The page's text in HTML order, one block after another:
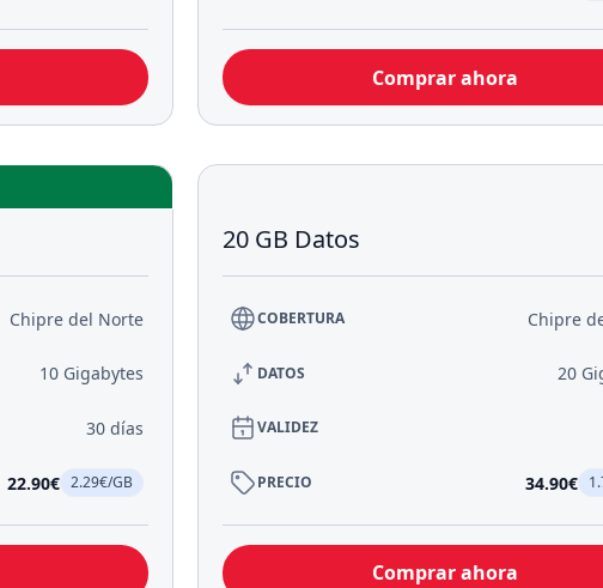
Comprar ahora
Chipre del Norte
10 Gigabytes
30 días
22.90€ 2.29€/GB
20 GB Datos
COBERTURA Chipre
DATOS 20
VALIDEZ
PRECIO 34.90€
Comprar ahora